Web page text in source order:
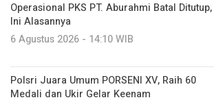
Operasional PKS PT. Aburahmi Batal Ditutup,
Ini Alasannya
6 Agustus 2026 - 14:10 WIB
Polsri Juara Umum PORSENI XV, Raih 60
Medali dan Ukir Gelar Keenam